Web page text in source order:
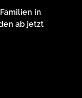
in
ab jetzt